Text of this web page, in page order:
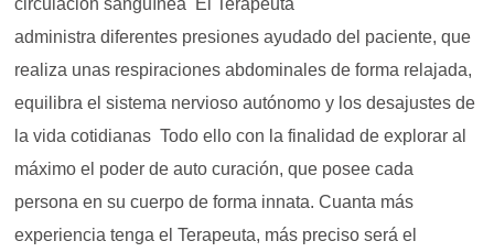
circulación sanguínea El Terapeuta
administra diferentes presiones ayudado del paciente, que
realiza unas respiraciones abdominales de forma relajada,
equilibra el sistema nervioso autónomo y los desajustes de
la vida cotidianas Todo ello con la finalidad de explorar al
máximo el poder de auto curación, que posee cada
persona en su cuerpo de forma innata. Cuanta más
experiencia tenga el Terapeuta, más preciso será el